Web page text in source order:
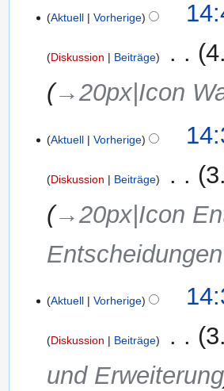
Aktuell Vorherige
Diskussion Beiträge
→‎20px|Icon
Aktuell Vorherige
Diskussion Beiträge
→‎20px|Icon
Aktuell Vorherige
Diskussion Beiträge
und Erweiterung